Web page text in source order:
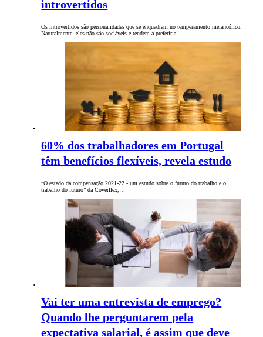
introvertidos
Os introvertidos são personalidades que se enquadram no temperamento melancólico.
Naturalmente, eles não são sociáveis e tendem a preferir a…
60% dos trabalhadores em Portugal
têm benefícios flexíveis, revela estudo
“O estado da compensação 2021-22 - um estudo sobre o futuro do trabalho e o
trabalho do futuro” da Coverflex,…
Vai ter uma entrevista de emprego?
Quando lhe perguntarem pela
expectativa salarial, é assim que deve